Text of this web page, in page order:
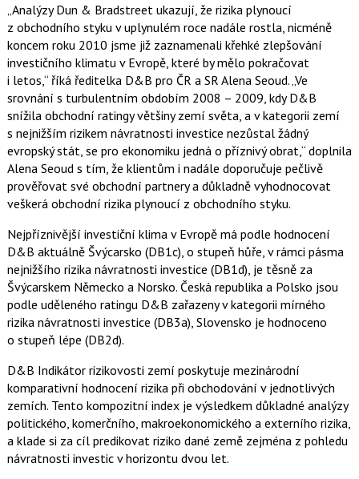
„Analýzy Dun & Bradstreet ukazují, že rizika plynoucí
z obchodního styku v uplynulém roce nadále rostla, nicméně
koncem roku 2010 jsme již zaznamenali křehké zlepšování
investičního klimatu v Evropě, které by mělo pokračovat
i letos,“ říká ředitelka D&B pro ČR a SR Alena Seoud. „Ve
srovnání s turbulentním obdobím 2008 – 2009, kdy D&B
snížila obchodní ratingy většiny zemí světa, a v kategorii zemí
s nejnižším rizikem návratnosti investice nezůstal žádný
evropský stát, se pro ekonomiku jedná o příznivý obrat,“ doplnila
Alena Seoud s tím, že klientům i nadále doporučuje pečlivě
prověřovat své obchodní partnery a důkladně vyhodnocovat
veškerá obchodní rizika plynoucí z obchodního styku.
Nejpříznivější investiční klima v Evropě má podle hodnocení
D&B aktuálně Švýcarsko (DB1c), o stupeň hůře, v rámci pásma
nejnižšího rizika návratnosti investice (DB1d), je těsně za
Švýcarskem Německo a Norsko. Česká republika a Polsko jsou
podle uděleného ratingu D&B zařazeny v kategorii mírného
rizika návratnosti investice (DB3a), Slovensko je hodnoceno
o stupeň lépe (DB2d).
D&B Indikátor rizikovosti zemí poskytuje mezinárodní
komparativní hodnocení rizika při obchodování v jednotlivých
zemích. Tento kompozitní index je výsledkem důkladné analýzy
politického, komerčního, makroekonomického a externího rizika,
a klade si za cíl predikovat riziko dané země zejména z pohledu
návratnosti investic v horizontu dvou let.